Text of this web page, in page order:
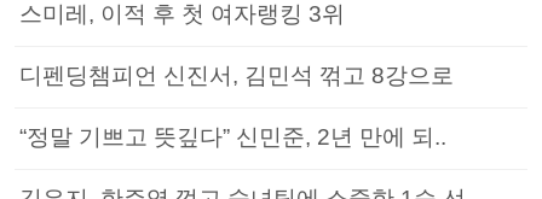
스미레, 이적 후 첫 여자랭킹 3위
디펜딩챔피언 신진서, 김민석 꺾고 8강으로
“정말 기쁘고 뜻깊다” 신민준, 2년 만에 되..